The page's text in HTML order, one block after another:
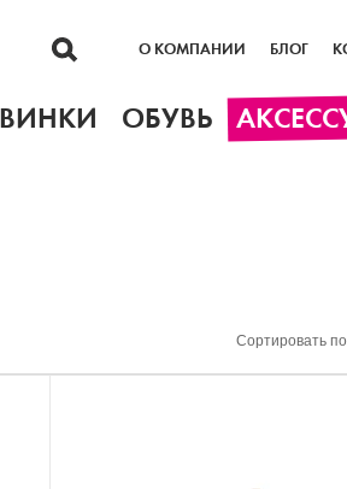
О КОМПАНИИ БЛОГ
ОБУВЬ
Сортировать по